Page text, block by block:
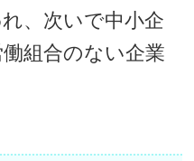
、次いで中小企
組合のない企業